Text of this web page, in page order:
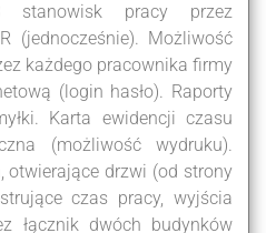
stanowisk pracy przez
(jednocześnie). Możliwość
każdego pracownika firmy
(login hasło). Raporty
Karta ewidencji czasu
(możliwość wydruku).
otwierające drzwi (od strony
czas pracy, wyjścia
łącznik dwóch budynków